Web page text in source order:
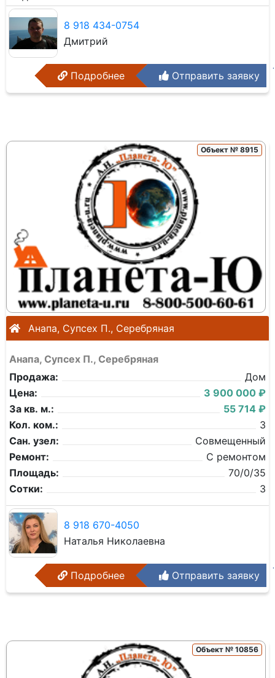
8 918 434-0754
Дмитрий
Подробнее Отправить заявку
Объект № 8915
Анапа, Супсех П., Серебряная
Анапа, Супсех П., Серебряная
Продажа:
Дом
Цена:
3 900 000 ₽
За кв. м.:
55 714 ₽
Кол. ком.:
3
Сан. узел:
Совмещенный
Ремонт:
С ремонтом
Площадь:
70/0/35
Сотки:
3
8 918 670-4050
Наталья Николаевна
Подробнее Отправить заявку
Объект № 10856